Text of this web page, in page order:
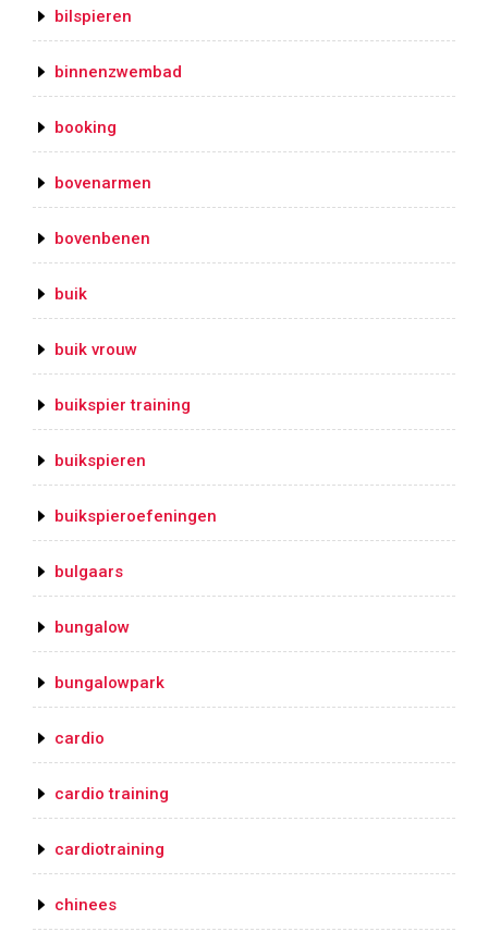
bilspieren
binnenzwembad
booking
bovenarmen
bovenbenen
buik
buik vrouw
buikspier training
buikspieren
buikspieroefeningen
bulgaars
bungalow
bungalowpark
cardio
cardio training
cardiotraining
chinees